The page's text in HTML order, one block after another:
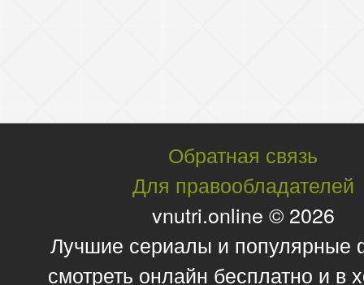
Обратная связь
Для правообладателей
vnutri.online © 2026
Лучшие сериалы и
смотреть онлайн бесплатно и в